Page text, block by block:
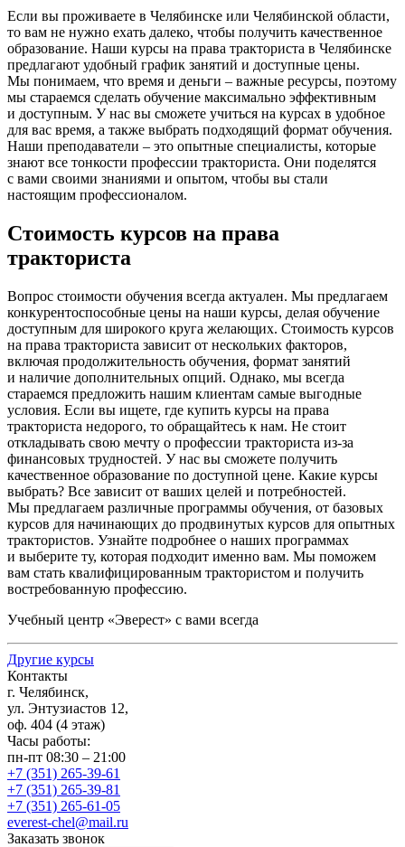
Если вы проживаете в Челябинске или Челябинской области,
то вам не нужно ехать далеко, чтобы получить качественное
образование. Наши курсы на права тракториста в Челябинске
предлагают удобный график занятий и доступные цены.
Мы понимаем, что время и деньги – важные ресурсы, поэтому
мы стараемся сделать обучение максимально эффективным
и доступным. У нас вы сможете учиться на курсах в удобное
для вас время, а также выбрать подходящий формат обучения.
Наши преподаватели – это опытные специалисты, которые
знают все тонкости профессии тракториста. Они поделятся
с вами своими знаниями и опытом, чтобы вы стали
настоящим профессионалом.
Стоимость курсов на права
тракториста
Вопрос стоимости обучения всегда актуален. Мы предлагаем
конкурентоспособные цены на наши курсы, делая обучение
доступным для широкого круга желающих. Стоимость курсов
на права тракториста зависит от нескольких факторов,
включая продолжительность обучения, формат занятий
и наличие дополнительных опций. Однако, мы всегда
стараемся предложить нашим клиентам самые выгодные
условия. Если вы ищете, где купить курсы на права
тракториста недорого, то обращайтесь к нам. Не стоит
откладывать свою мечту о профессии тракториста из-за
финансовых трудностей. У нас вы сможете получить
качественное образование по доступной цене. Какие курсы
выбрать? Все зависит от ваших целей и потребностей.
Мы предлагаем различные программы обучения, от базовых
курсов для начинающих до продвинутых курсов для опытных
трактористов. Узнайте подробнее о наших программах
и выберите ту, которая подходит именно вам. Мы поможем
вам стать квалифицированным трактористом и получить
востребованную профессию.
Учебный центр «Эверест» с вами всегда
Другие курсы
Контакты
г. Челябинск,
ул. Энтузиастов 12,
оф. 404 (4 этаж)
Часы работы:
пн-пт 08:30 – 21:00
+7 (351) 265-39-61
+7 (351) 265-39-81
+7 (351) 265-61-05
everest-chel@mail.ru
Заказать звонок